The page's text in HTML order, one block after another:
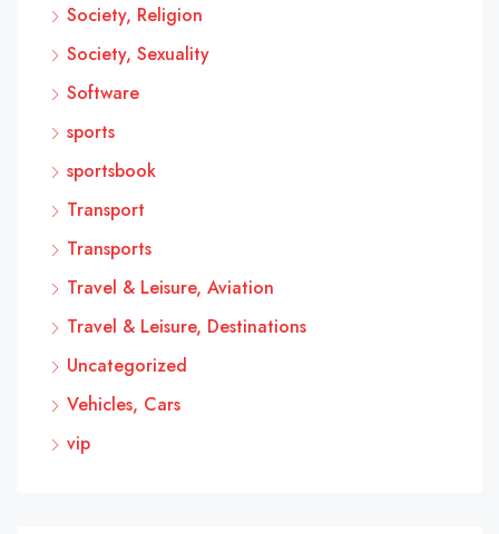
Society, Religion
Society, Sexuality
Software
sports
sportsbook
Transport
Transports
Travel & Leisure, Aviation
Travel & Leisure, Destinations
Uncategorized
Vehicles, Cars
vip